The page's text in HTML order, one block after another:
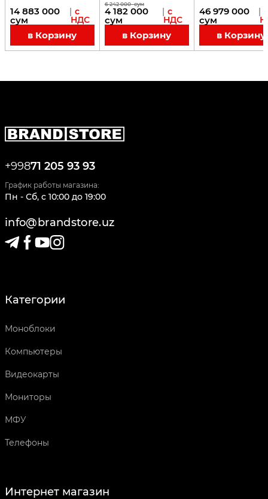
14 883 000
сум
| с
НДС
в Корзину
6 242 000 сум
4 182 000
сум
| с
НДС
в Корзину
46 979 000
сум
|
в Корзину
+99871 205 93 93
График работы магазина:
Пн - Сб, c 10:00 до 19:00
info@brandstore.uz
Категории
Моноблоки
Компьютеры
Видеокарты
Мониторы
МФУ
Телефоны
Интернет магазин